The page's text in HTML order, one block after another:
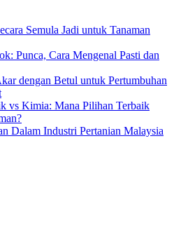
Semula Jadi untuk Tanaman
Punca, Cara Mengenal Pasti dan
dengan Betul untuk Pertumbuhan
vs Kimia: Mana Pilihan Terbaik
Dalam Industri Pertanian Malaysia